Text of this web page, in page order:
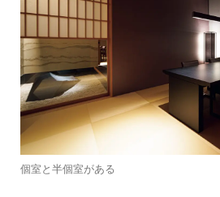
個室と半個室がある